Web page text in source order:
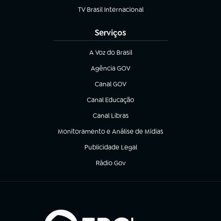
TV Brasil Internacional
(abre em nova aba)
Serviços
A Voz do Brasil
(abre em nova aba)
Agência GOV
(abre em nova aba)
Canal GOV
(abre em nova aba)
Canal Educação
(abre em nova aba)
Canal Libras
(abre em nova aba)
Monitoramento e Análise de Mídias
(abre em nova aba)
Publicidade Legal
(abre em nova aba)
Rádio Gov
(abre em nova aba)